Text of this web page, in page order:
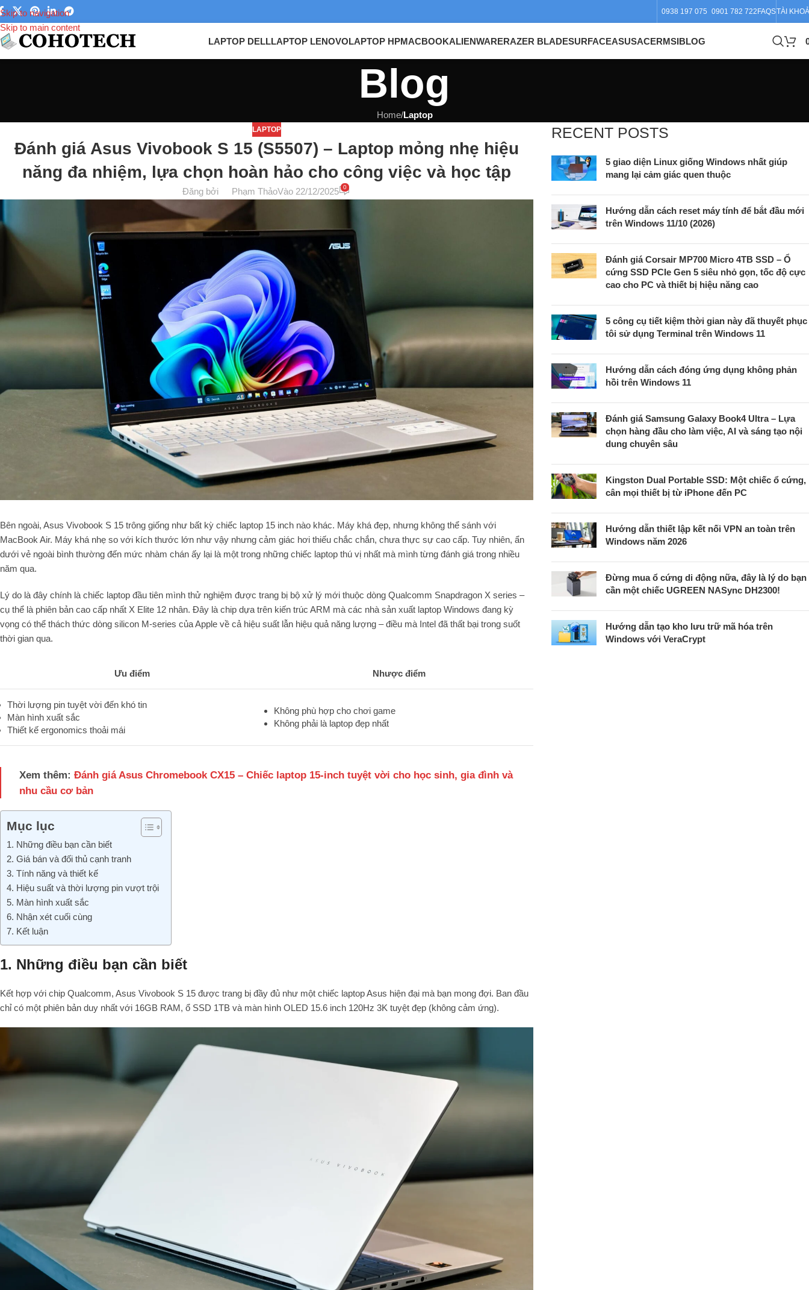
Skip to navigation
Skip to main content
0938 197 075 0901 782 722 FAQSTÀI
LAPTOP DELLLAPTOP LENOVOLAPTOP HPMACBOOKALIENWARERAZER BLADESURFACEASUSACERMSIBLOG
Blog
Home/Laptop
LAPTOP
Đánh giá Asus Vivobook S 15 (S5507) – Laptop mỏng nhẹ hiệu
năng đa nhiệm, lựa chọn hoàn hảo cho công việc và học tập
Đăng bởi Phạm ThảoVào 22/12/2025 0
Bên ngoài, Asus Vivobook S 15 trông giống như bất kỳ chiếc laptop 15 inch nào khác. Máy khá đẹp, nhưng không thể sánh với
MacBook Air. Máy khá nhẹ so với kích thước lớn như vậy nhưng cảm giác hơi thiếu chắc chắn, chưa thực sự cao cấp. Tuy nhiên, ẩn
dưới vẻ ngoài bình thường đến mức nhàm chán ấy lại là một trong những chiếc laptop thú vị nhất mà mình từng đánh giá trong nhiều
năm qua.
Lý do là đây chính là chiếc laptop đầu tiên mình thử nghiệm được trang bị bộ xử lý mới thuộc dòng Qualcomm Snapdragon X series –
cụ thể là phiên bản cao cấp nhất X Elite 12 nhân. Đây là chip dựa trên kiến trúc ARM mà các nhà sản xuất laptop Windows đang kỳ
vọng có thể thách thức dòng silicon M-series của Apple về cả hiệu suất lẫn hiệu quả năng lượng – điều mà Intel đã thất bại trong suốt
thời gian qua.
Ưu điểm Nhược điểm
Thời lượng pin tuyệt vời đến khó tin
Màn hình xuất sắc
Thiết kế ergonomics thoải mái
Không phù hợp cho chơi game
Không phải là laptop đẹp nhất
Xem thêm: Đánh giá Asus Chromebook CX15 – Chiếc laptop 15-inch tuyệt vời cho học sinh, gia đình và
nhu cầu cơ bản
Mục lục
1. Những điều bạn cần biết
2. Giá bán và đối thủ cạnh tranh
3. Tính năng và thiết kế
4. Hiệu suất và thời lượng pin vượt trội
5. Màn hình xuất sắc
6. Nhận xét cuối cùng
7. Kết luận
1. Những điều bạn cần biết
Kết hợp với chip Qualcomm, Asus Vivobook S 15 được trang bị đầy đủ như một chiếc laptop Asus hiện đại mà bạn mong đợi. Ban đầu
chỉ có một phiên bản duy nhất với 16GB RAM, ổ SSD 1TB và màn hình OLED 15.6 inch 120Hz 3K tuyệt đẹp (không cảm ứng).
RECENT POSTS
5 giao diện Linux giống Windows nhất giúp
mang lại cảm giác quen thuộc
Hướng dẫn cách reset máy tính để bắt đầu mới
trên Windows 11/10 (2026)
Đánh giá Corsair MP700 Micro 4TB SSD – Ổ
cứng SSD PCIe Gen 5 siêu nhỏ gọn, tốc độ cực
cao cho PC và thiết bị hiệu năng cao
5 công cụ tiết kiệm thời gian này đã thuyết phục
tôi sử dụng Terminal trên Windows 11
Hướng dẫn cách đóng ứng dụng không phản
hồi trên Windows 11
Đánh giá Samsung Galaxy Book4 Ultra – Lựa
chọn hàng đầu cho làm việc, AI và sáng tạo nội
dung chuyên sâu
Kingston Dual Portable SSD: Một chiếc ổ cứng,
cân mọi thiết bị từ iPhone đến PC
Hướng dẫn thiết lập kết nối VPN an toàn trên
Windows năm 2026
Đừng mua ổ cứng di động nữa, đây là lý do bạn
cần một chiếc UGREEN NASync DH2300!
Hướng dẫn tạo kho lưu trữ mã hóa trên
Windows với VeraCrypt